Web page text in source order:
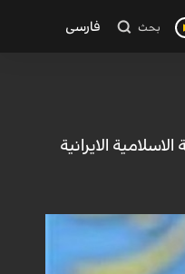
بحث فارسی
الايرانية